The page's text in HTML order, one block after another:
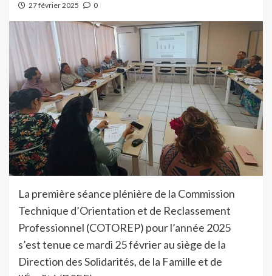
27 février 2025 0
La première séance plénière de la Commission
Technique d’Orientation et de Reclassement
Professionnel (COTOREP) pour l’année 2025
s’est tenue ce mardi 25 février au siège de la
Direction des Solidarités, de la Famille et de